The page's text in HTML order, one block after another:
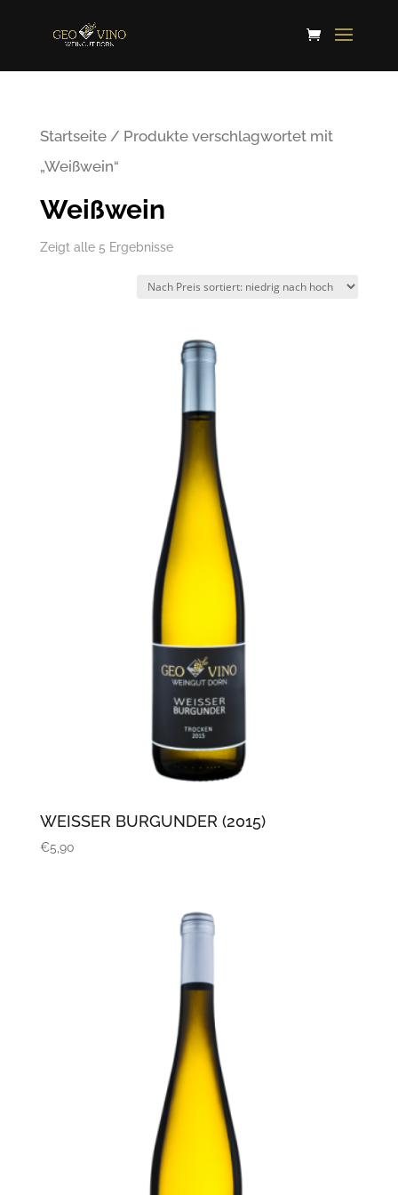
Startseite/ Produkte verschlagwortet mit
„Weißwein“
Weißwein
Zeigt alle 5 Ergebnisse
WEISSER BURGUNDER (2015)
€5,90